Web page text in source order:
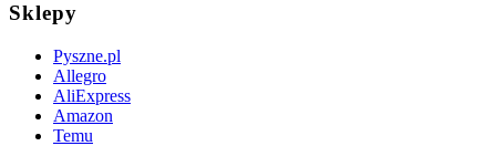
Sklepy
Pyszne.pl
Allegro
AliExpress
Amazon
Temu